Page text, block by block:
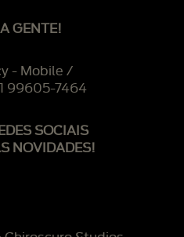
GENTE!
- Mobile /
99605-7464
SOCIAIS
NOVIDADES!